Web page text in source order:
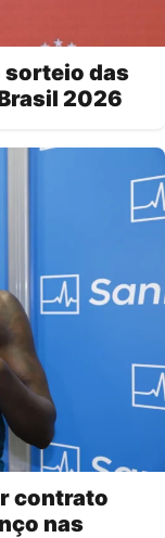
sorteio das
2026
contrato
nas